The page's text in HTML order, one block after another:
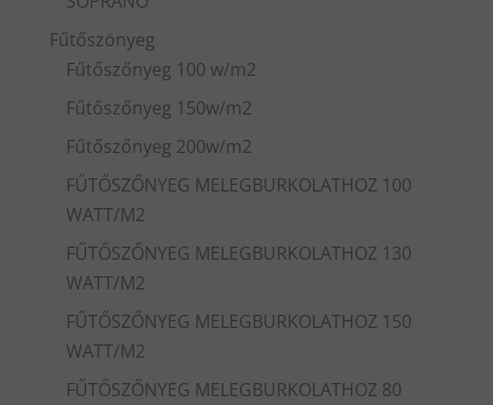
Fűtőszönyeg
Fűtőszőnyeg 100 w/m2
Fűtőszőnyeg 150w/m2
Fűtőszőnyeg 200w/m2
FŰTŐSZŐNYEG MELEGBURKOLATHOZ 100
WATT/M2
FŰTŐSZŐNYEG MELEGBURKOLATHOZ 130
WATT/M2
FŰTŐSZŐNYEG MELEGBURKOLATHOZ 150
WATT/M2
FŰTŐSZŐNYEG MELEGBURKOLATHOZ 80